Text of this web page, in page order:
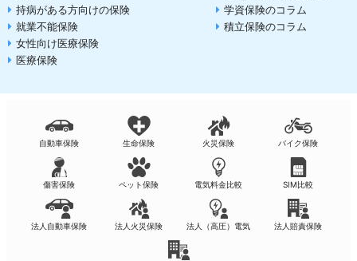
持病がある方向けの保険
就業不能保険
女性向け医療保険
医療保険
学資保険のコラム
積立保険のコラム
自動車保険 生命保険 火災保険 バイク保険
傷害保険 ペット保険 電気料金比較 SIM比較
法人自動車保険 法人火災保険 法人（高圧）電気 法人賠責保険